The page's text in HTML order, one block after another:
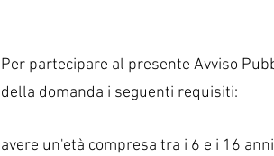
Per partecipare al presente Avviso
della domanda i seguenti requisiti:
avere un'età compresa tra i 6 e i 16